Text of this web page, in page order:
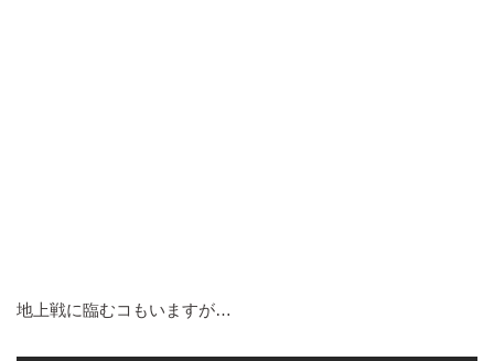
地上戦に臨むコもいますが…